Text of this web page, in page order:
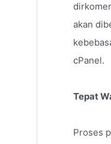
akan
cPanel.
Tepat
Proses